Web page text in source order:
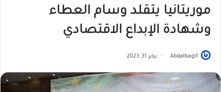
موريتانيا يتقلد وسام العطاء
وشهادة الإبداع الاقتصادي
Abdalbagi1 يناير 31, 2023